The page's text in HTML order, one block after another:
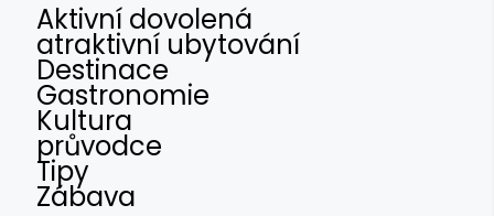
Aktivní dovolená
atraktivní ubytování
Destinace
Gastronomie
Kultura
průvodce
Tipy
Zábava